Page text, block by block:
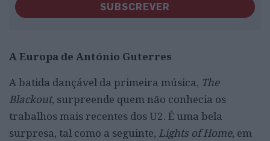
SUBSCREVER
A Europa de António Guterres
A batida dançável da primeira música, The
Blackout, surpreende quem não conhecia os
trabalhos mais recentes dos U2. É uma bela
surpresa, tal como a seguinte, Lights of Home, em